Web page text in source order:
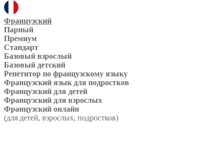
Французский
Парный
Премиум
Стандарт
Базовый взрослый
Базовый детский
Репетитор по французскому языку
Французский язык для подростков
Французский для детей
Французский для взрослых
Французский онлайн
(для детей, взрослых, подростков)